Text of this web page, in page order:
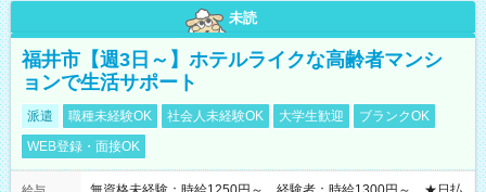
未読
福井市【週3日～】ホテルライクな高齢者マンシ
ョンで生活サポート
派遣 職種未経験OK 社会人未経験OK 大学生歓迎
ブランクOK
WEB登録・面接OK